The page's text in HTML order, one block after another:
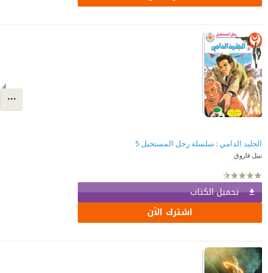
الجليد الدامي : سلسلة رجل المستحيل 5
نبيل فاروق
تحميل الكتاب
اشترك الآن